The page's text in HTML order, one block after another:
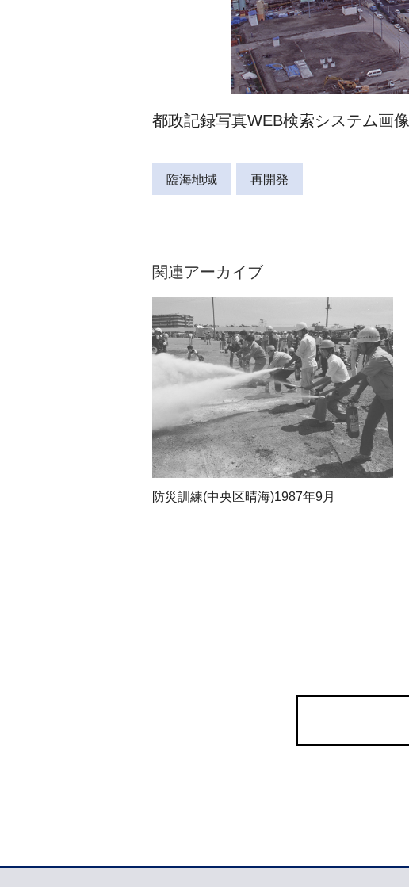
都政記録写真WEB検索システム画
臨海地域 再開発
関連アーカイブ
防災訓練(中央区晴海)1987年9月